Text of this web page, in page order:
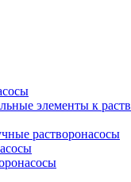
элементы к
растворонасосы